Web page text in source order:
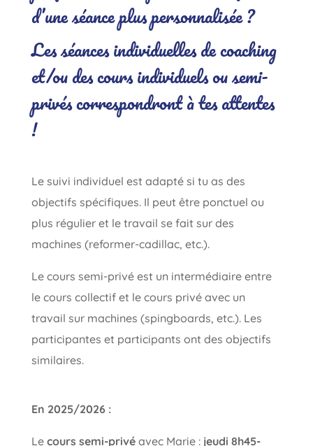
d’une séance plus personnalisée ?
Les séances individuelles de coaching
et/ou des cours individuels ou semi-
privés correspondront à tes attentes
!
Le suivi individuel est adapté si tu as des
objectifs spécifiques. Il peut être ponctuel ou
plus régulier et le travail se fait sur des
machines (reformer-cadillac, etc.).
Le cours semi-privé est un intermédiaire entre
le cours collectif et le cours privé avec un
travail sur machines (spingboards, etc.). Les
participantes et participants ont des objectifs
similaires.
En 2025/2026 :
Le cours semi-privéavec Marie : jeudi 8h45-